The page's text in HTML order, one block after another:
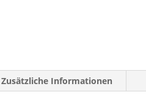
Zusätzliche Informationen